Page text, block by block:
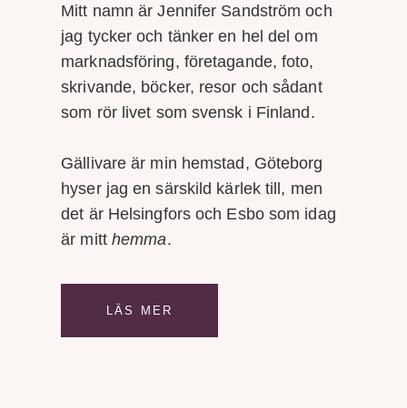
Mitt namn är Jennifer Sandström och
jag tycker och tänker en hel del om
marknadsföring, företagande, foto,
skrivande, böcker, resor och sådant
som rör livet som svensk i Finland.
Gällivare är min hemstad, Göteborg
hyser jag en särskild kärlek till, men
det är Helsingfors och Esbo som idag
är mitt hemma.
LÄS MER